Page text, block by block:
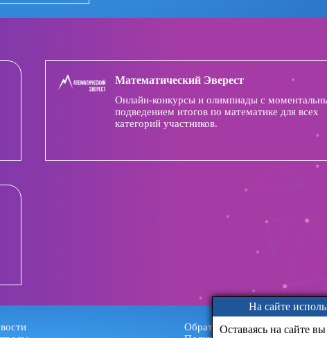
Математический Эверест
Онлайн-конкурсы и олимпиады с
подведением итогов по математике для всех
категорий участников.
Обратная связь
На сайте
Оставаясь на сайте